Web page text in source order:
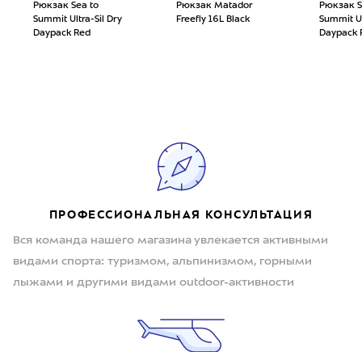
Рюкзак Sea to
Summit Ultra-Sil Dry
Daypack Red
Рюкзак Matador
Freefly 16L Black
Рюкзак
Summit
Daypack
ПРОФЕССИОНАЛЬНАЯ КОНСУЛЬТАЦИЯ
Вся команда нашего магазина увлекается активными
видами спорта: туризмом, альпинизмом, горными
лыжами и другими видами outdoor-активности